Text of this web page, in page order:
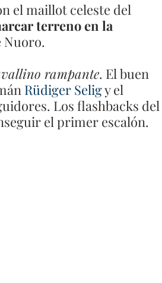
el maillot celeste del
terreno en la
Nuoro.
rampante. El buen
Rüdiger Selig y el
Los flashbacks del
el primer escalón.